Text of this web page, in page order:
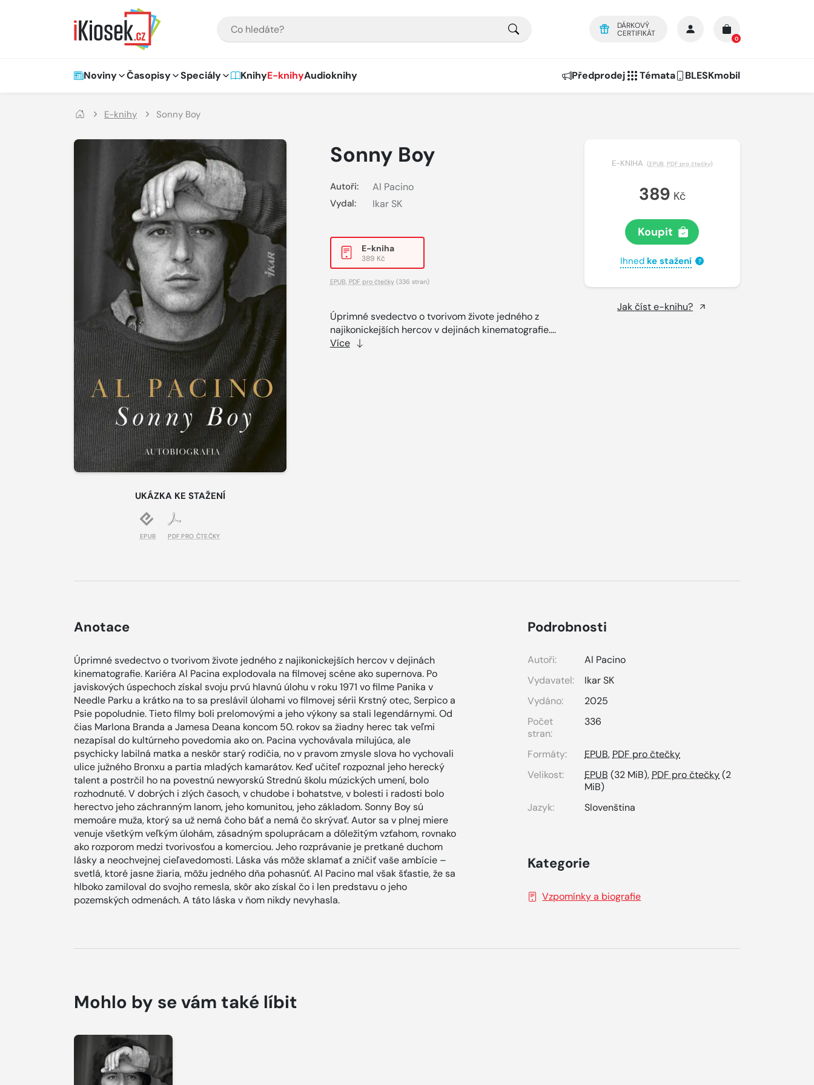
DÁRKOVÝ
CERTIFIKÁT
0
Hlavní navigace
Noviny Časopisy Speciály KnihyE-knihyAudioknihy Předprodej Témata BLESKmobil
E-knihy Sonny Boy
UKÁZKA KE STAŽENÍ
EPUB PDF PRO ČTEČKY
Sonny Boy
Autoři: Al Pacino
Vydal: Ikar SK
E-kniha
389 Kč
EPUB PDF pro čtečky(336 stran)
Úprimné svedectvo o tvorivom živote jedného z
najikonickejších hercov v dejinách kinematografie....
Více
E-KNIHA (EPUB, PDF pro čtečky)
389 Kč
Koupit
Ihned ke stažení ?
Jak číst e-knihu?
Anotace
Úprimné svedectvo o tvorivom živote jedného z najikonickejších hercov v dejinách
kinematografie. Kariéra Al Pacina explodovala na filmovej scéne ako supernova. Po
javiskových úspechoch získal svoju prvú hlavnú úlohu v roku 1971 vo filme Panika v
Needle Parku a krátko na to sa preslávil úlohami vo filmovej sérii Krstný otec, Serpico a
Psie popoludnie. Tieto filmy boli prelomovými a jeho výkony sa stali legendárnymi. Od
čias Marlona Branda a Jamesa Deana koncom 50. rokov sa žiadny herec tak veľmi
nezapísal do kultúrneho povedomia ako on. Pacina vychovávala milujúca, ale
psychicky labilná matka a neskôr starý rodičia, no v pravom zmysle slova ho vychovali
ulice južného Bronxu a partia mladých kamarátov. Keď učiteľ rozpoznal jeho herecký
talent a postrčil ho na povestnú newyorskú Strednú školu múzických umení, bolo
rozhodnuté. V dobrých i zlých časoch, v chudobe i bohatstve, v bolesti i radosti bolo
herectvo jeho záchranným lanom, jeho komunitou, jeho základom. Sonny Boy sú
memoáre muža, ktorý sa už nemá čoho báť a nemá čo skrývať. Autor sa v plnej miere
venuje všetkým veľkým úlohám, zásadným spoluprácam a dôležitým vzťahom, rovnako
ako rozporom medzi tvorivosťou a komerciou. Jeho rozprávanie je pretkané duchom
lásky a neochvejnej cieľavedomosti. Láska vás môže sklamať a zničiť vaše ambície –
svetlá, ktoré jasne žiaria, môžu jedného dňa pohasnúť. Al Pacino mal však šťastie, že sa
hlboko zamiloval do svojho remesla, skôr ako získal čo i len predstavu o jeho
pozemských odmenách. A táto láska v ňom nikdy nevyhasla.
Podrobnosti
Autoři:
Al Pacino
Vydavatel:
Ikar SK
Vydáno:
2025
Počet
stran:
336
Formáty: EPUB, PDF pro čtečky
Velikost:
EPUB (32 MiB), PDF pro čtečky(2
MiB)
Jazyk:
Slovenština
Kategorie
Vzpomínky a biografie
Mohlo by se vám také líbit